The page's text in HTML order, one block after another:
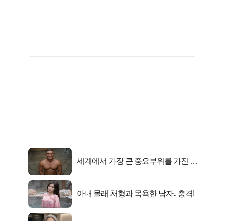
세계에서 가장 큰 중요부위를 가진 남
아내 몰래 처형과 목욕한 남자.. 충격!